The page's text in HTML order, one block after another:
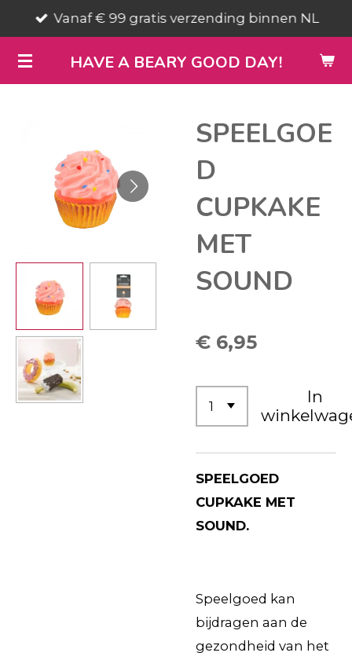
direct
naar
de
HAVE A BEARY GOOD DAY!
Vanaf € 99 gratis verzending binnen NL
SPEELGOE
D
CUPKAKE
MET
SOUND
€ 6,95
In
SPEELGOED
CUPKAKE MET
SOUND.
Speelgoed kan
bijdragen aan de
gezondheid van het